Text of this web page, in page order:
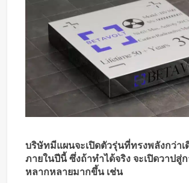
บริษัทมีแผนจะเปิดตัวรุ่นที่ทรงพลังกว่า
ภายในปีนี้ ซึ่งถ้าทำได้จริง จะเปิดวาปสู่
หลากหลายมากขึ้น เช่น